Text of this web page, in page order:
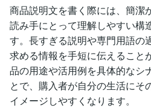
商品説明文を書く際には、簡潔
読み手にとって理解しやすい構
す。長すぎる説明や専門用語の
求める情報を手短に伝えること
品の用途や活用例を具体的なシ
とで、購入者が自分の生活にそ
イメージしやすくなります。